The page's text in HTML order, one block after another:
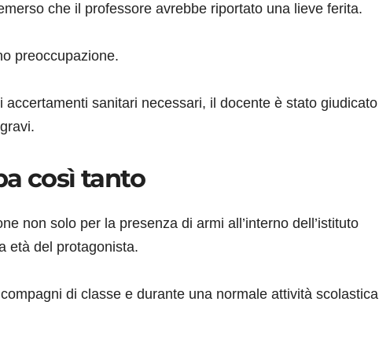
che il professore avrebbe riportato una lieve ferita.
preoccupazione.
sanitari necessari, il docente è stato giudicato
così tanto
non solo per la presenza di armi all’interno dell’istituto
età del protagonista.
di classe e durante una normale attività scolastica